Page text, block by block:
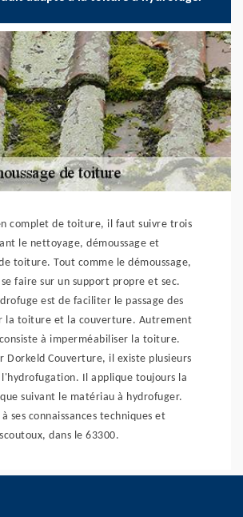
complet de toiture, il faut suivre trois
le nettoyage, démoussage et
toiture. Tout comme le démoussage,
faire sur un support propre et sec.
est de faciliter le passage des
la toiture et la couverture. Autrement
à imperméabiliser la toiture.
Dorkeld Couverture, il existe plusieurs
Il applique toujours la
suivant le matériau à hydrofuger.
ses connaissances techniques et
dans le 63300.